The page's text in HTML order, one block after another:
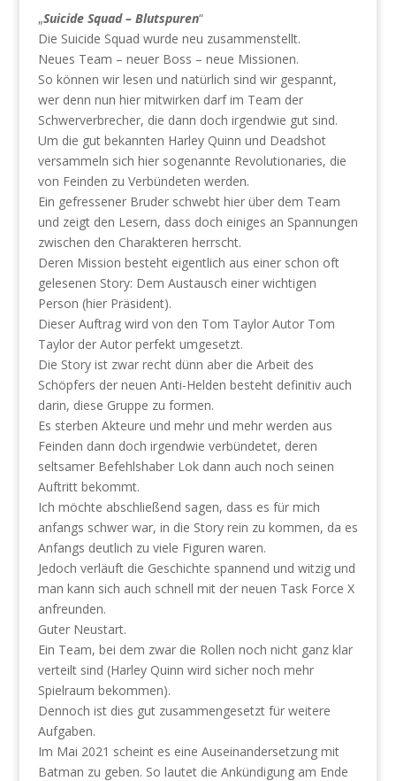
„Suicide Squad – Blutspuren“
Die Suicide Squad wurde neu zusammenstellt.
Neues Team – neuer Boss – neue Missionen.
So können wir lesen und natürlich sind wir gespannt,
wer denn nun hier mitwirken darf im Team der
Schwerverbrecher, die dann doch irgendwie gut sind.
Um die gut bekannten Harley Quinn und Deadshot
versammeln sich hier sogenannte Revolutionaries, die
von Feinden zu Verbündeten werden.
Ein gefressener Bruder schwebt hier über dem Team
und zeigt den Lesern, dass doch einiges an Spannungen
zwischen den Charakteren herrscht.
Deren Mission besteht eigentlich aus einer schon oft
gelesenen Story: Dem Austausch einer wichtigen
Person (hier Präsident).
Dieser Auftrag wird von den Tom Taylor Autor Tom
Taylor der Autor perfekt umgesetzt.
Die Story ist zwar recht dünn aber die Arbeit des
Schöpfers der neuen Anti-Helden besteht definitiv auch
darin, diese Gruppe zu formen.
Es sterben Akteure und mehr und mehr werden aus
Feinden dann doch irgendwie verbündetet, deren
seltsamer Befehlshaber Lok dann auch noch seinen
Auftritt bekommt.
Ich möchte abschließend sagen, dass es für mich
anfangs schwer war, in die Story rein zu kommen, da es
Anfangs deutlich zu viele Figuren waren.
Jedoch verläuft die Geschichte spannend und witzig und
man kann sich auch schnell mit der neuen Task Force X
anfreunden.
Guter Neustart.
Ein Team, bei dem zwar die Rollen noch nicht ganz klar
verteilt sind (Harley Quinn wird sicher noch mehr
Spielraum bekommen).
Dennoch ist dies gut zusammengesetzt für weitere
Aufgaben.
Im Mai 2021 scheint es eine Auseinandersetzung mit
Batman zu geben. So lautet die Ankündigung am Ende